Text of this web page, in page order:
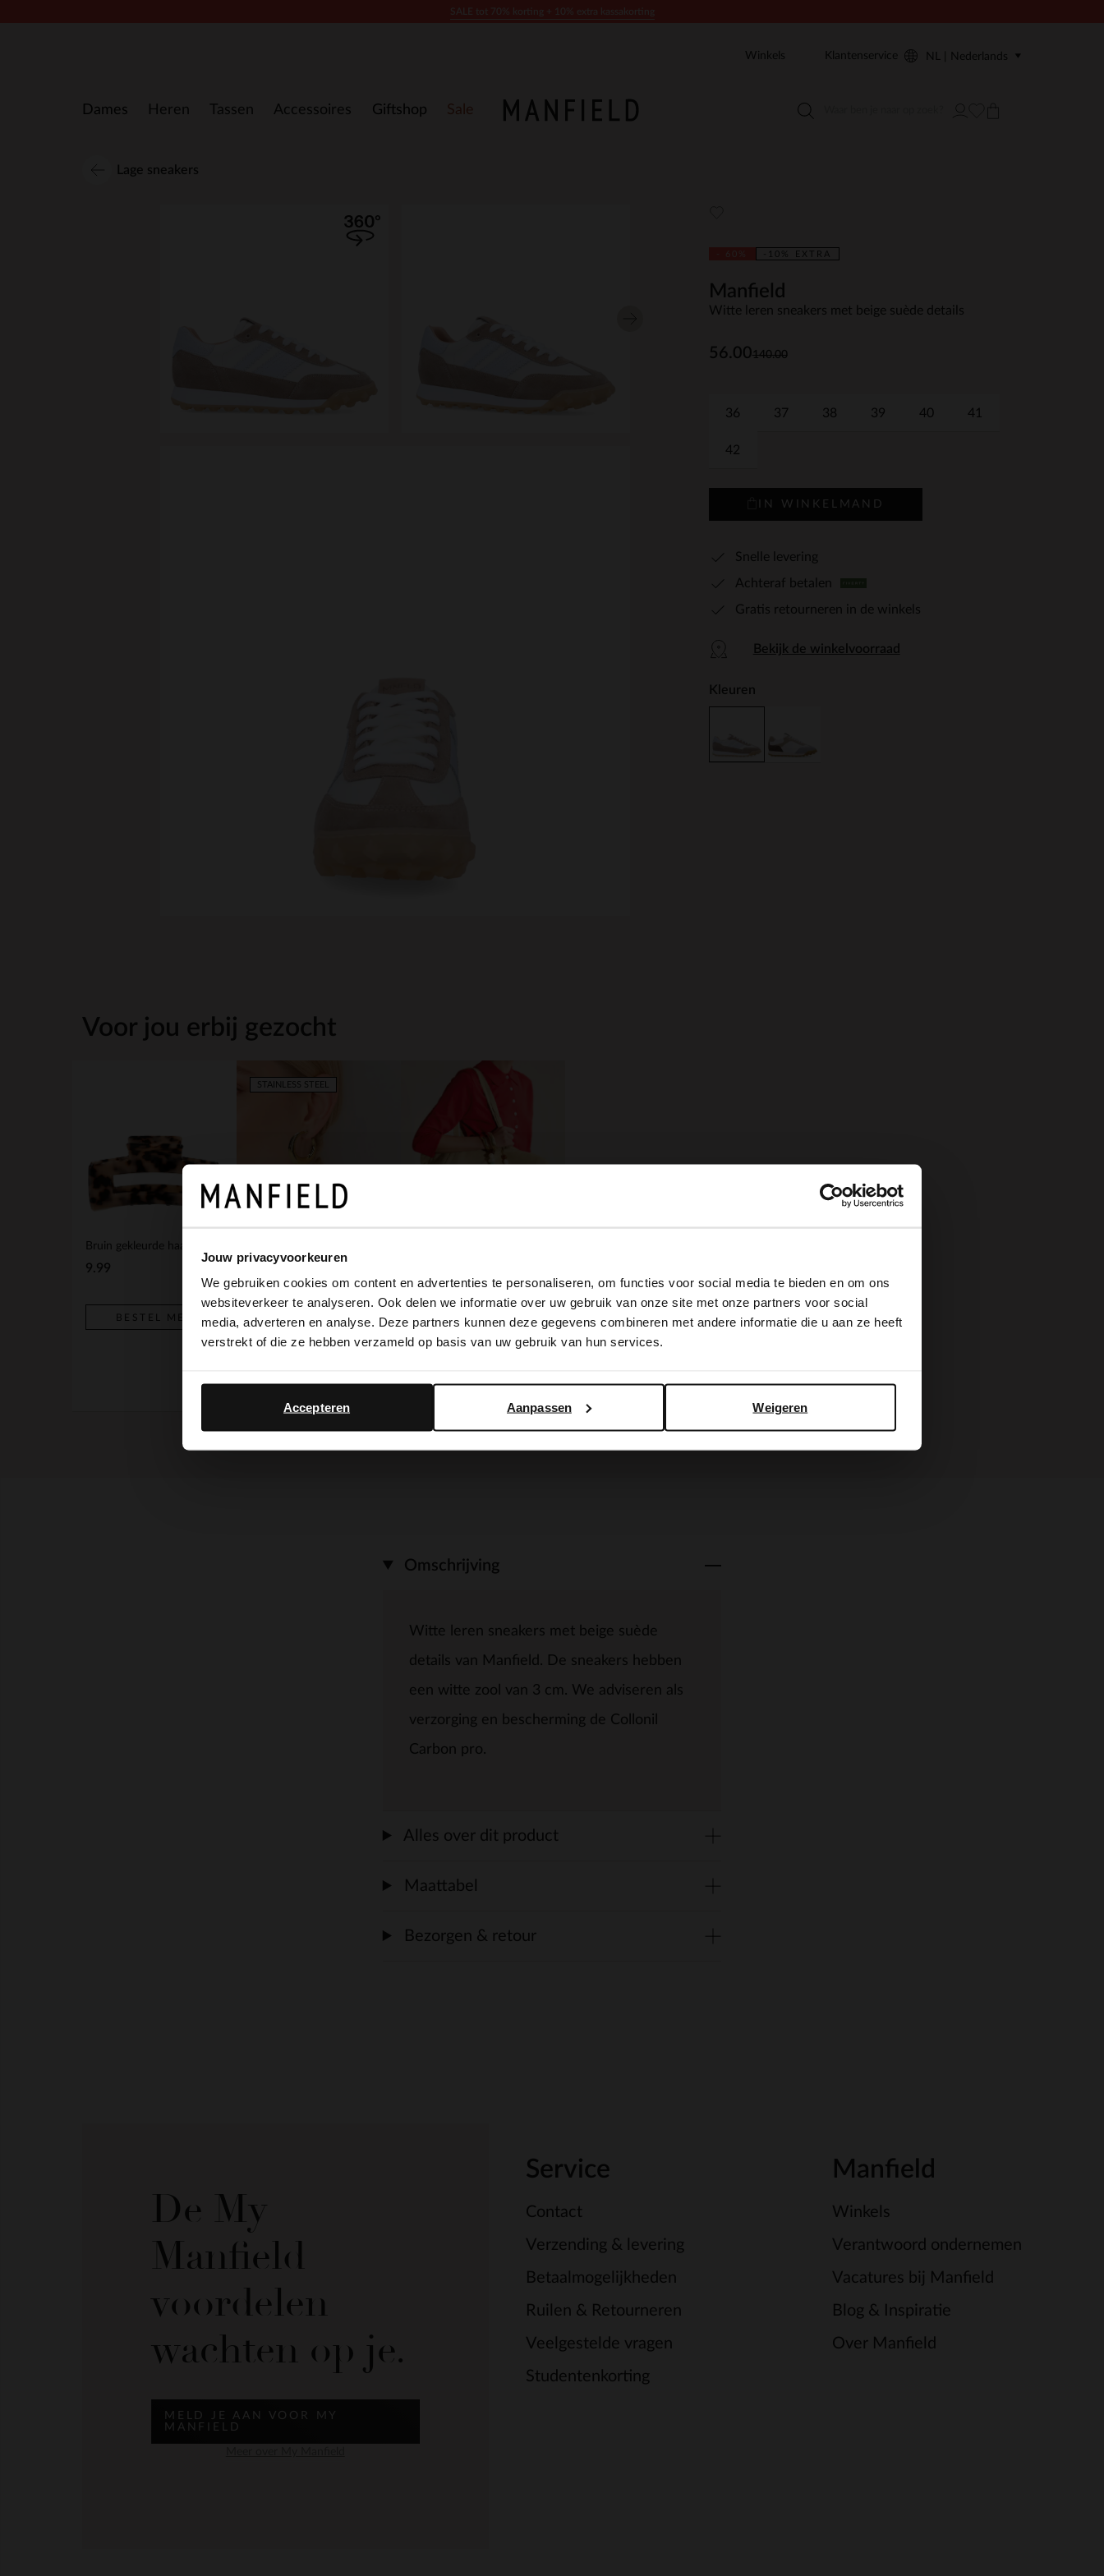
Jouw privacyvoorkeuren
We gebruiken cookies om content en advertenties te personaliseren, om functies voor social media te bieden en om ons
websiteverkeer te analyseren. Ook delen we informatie over uw gebruik van onze site met onze partners voor social
media, adverteren en analyse. Deze partners kunnen deze gegevens combineren met andere informatie die u aan ze heeft
verstrekt of die ze hebben verzameld op basis van uw gebruik van hun services.
Weigeren
Aanpassen
Accepteren
Dames Heren Tassen Accessoires Giftshop Sale
Winkels Klantenservice NL | Nederlands
Lage sneakers
-10% EXTRA
Manfield
Witte leren sneakers met beige suède details
140.00
56.00
36 37 38 39 40 41
42
IN WINKELMAND
Snelle levering
Achteraf betalen
Gratis retourneren in de winkels
Bekijk de winkelvoorraad
Kleuren
Voor jou erbij gezocht
9.99
BESTEL MEE
19.99
STAINLESS STEEL
BESTEL MEE
99.99
BESTEL MEE
Omschrijving
Witte leren sneakers met beige suède
details van Manfield. De sneakers hebben
een witte zool van 3 cm. We adviseren als
verzorging en bescherming de Collonil
Carbon pro.
Alles over dit product
Maattabel
Bezorgen & retour
De My
Manfield
voordelen
wachten op je.
MELD JE AAN VOOR MY
MANFIELD
Service
Contact
Verzending & levering
Betaalmogelijkheden
Ruilen & Retourneren
Veelgestelde vragen
Studentenkorting
Manfield
Winkels
Verantwoord ondernemen
Vacatures bij Manfield
Blog & Inspiratie
Over Manfield
×
It looks like your language isn't Dutch. Would you like to